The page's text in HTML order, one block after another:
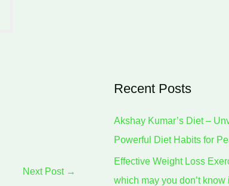
Next Post →
Recent Posts
Akshay Kumar’s Diet –
Powerful Diet Habits for
Effective Weight Loss
which may you don’t know